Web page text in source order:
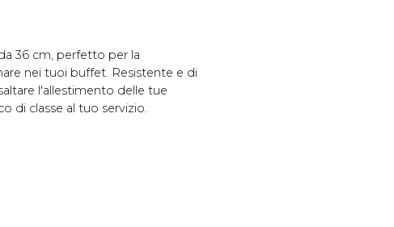
36 cm, perfetto per la
nei tuoi buffet. Resistente e di
l'allestimento delle tue
di classe al tuo servizio.